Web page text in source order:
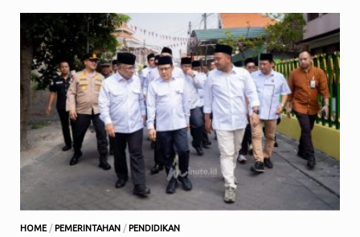
HOME /PEMERINTAHAN /PENDIDIKAN